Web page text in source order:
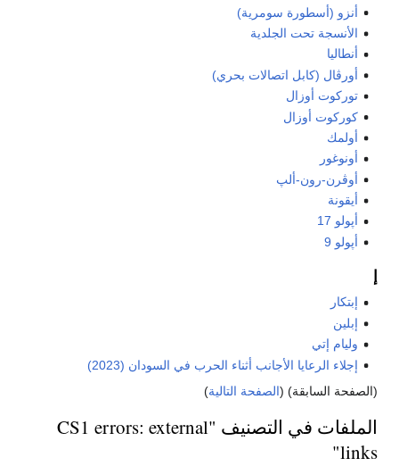
أنزو (أسطورة سومرية)
الأنسجة تحت الجلدية
أنطاليا
أورڤال (كابل اتصالات بحري)
توركوت أوزال
كوركوت أوزال
أولمك
أونوغور
أوڤرن-رون-ألپ
أيقونة
أپولو 17
أپولو 9
إ
إبتكار
إبلين
وليام إتي
إجلاء الرعايا الأجانب أثناء الحرب في السودان (2023)
(الصفحة السابقة) (الصفحة التالية)
الملفات في التصنيف "CS1 errors: external
links"